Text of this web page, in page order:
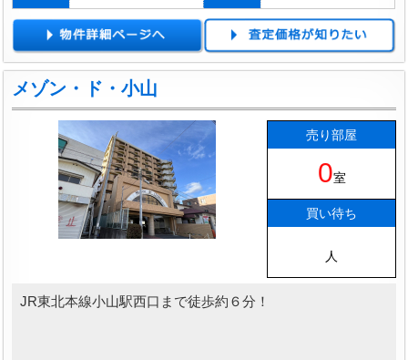
メゾン・ド・小山
売り部屋
0室
買い待ち
人
JR東北本線小山駅西口まで徒歩約６分！